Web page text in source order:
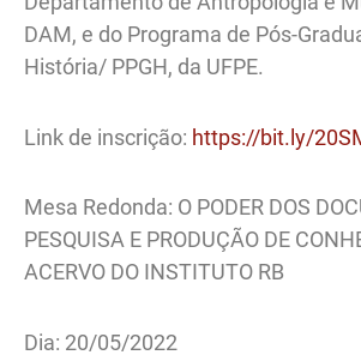
DAM, e do Programa de Pós-
História/ PPGH, da UFPE.
Link de inscrição: https://bit.ly/
Mesa Redonda: O PODER DOS
PESQUISA E PRODUÇÃO DE
ACERVO DO INSTITUTO RB
Dia: 20/05/2022